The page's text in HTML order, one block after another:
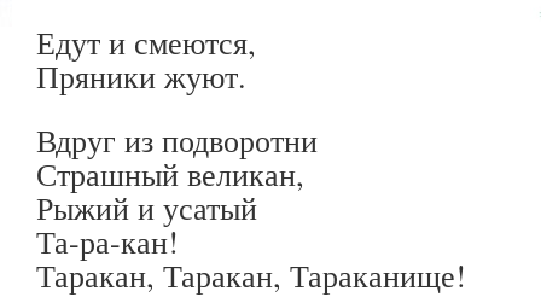
Едут и смеются,
Пряники жуют.
Вдруг из подворотни
Страшный великан,
Рыжий и усатый
Та-ра-кан!
Таракан, Таракан, Тараканище!